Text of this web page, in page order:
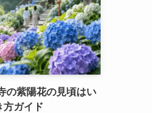
の紫陽花の見頃はい
方ガイド